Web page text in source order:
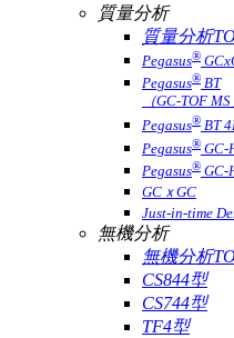
質量分析
質量分析
Pegasus®
Pegasus® BT
（GC-TOF MS
Pegasus® BT
Pegasus® GC-
Pegasus® GC-
GCｘGC
Just-in-time
無機分析
無機分析
CS844型
CS744型
TF4型